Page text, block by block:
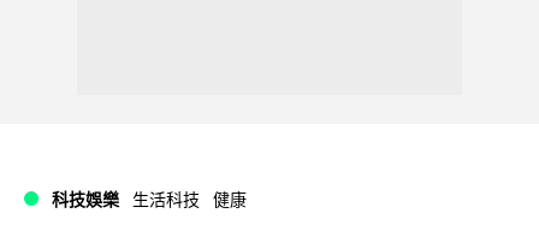
科技娛樂 生活科技 健康